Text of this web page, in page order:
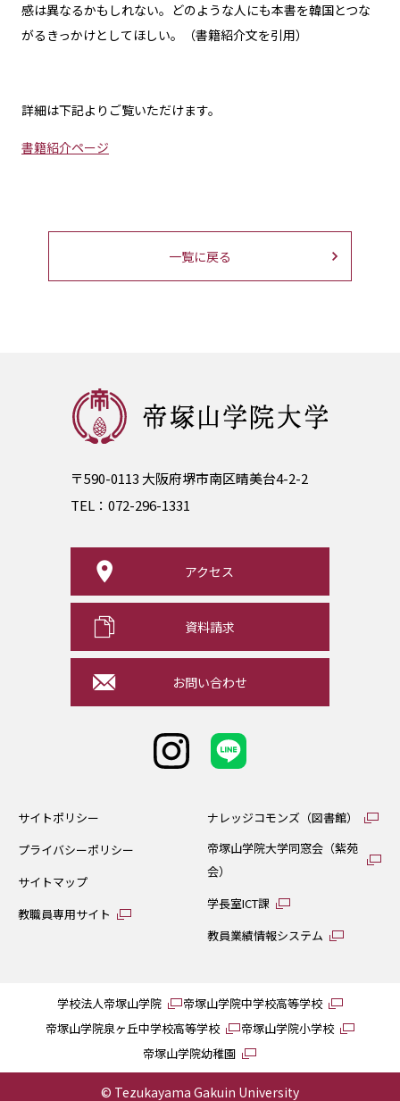
感は異なるかもしれない。どのような人にも本書を韓国とつな
がるきっかけとしてほしい。（書籍紹介文を引用）
詳細は下記よりご覧いただけます。
書籍紹介ページ
一覧に戻る
〒590-0113 大阪府堺市南区晴美台4-2-2
TEL： 072-296-1331
アクセス
資料請求
お問い合わせ
サイトポリシー
プライバシーポリシー
サイトマップ
教職員専用サイト
ナレッジコモンズ（図書館）
帝塚山学院大学同窓会（紫苑
会）
学長室ICT課
教員業績情報システム
学校法人帝塚山学院
帝塚山学院中学校高等学校
帝塚山学院泉ヶ丘中学校高等学校
帝塚山学院小学校
帝塚山学院幼稚園
© Tezukayama Gakuin University